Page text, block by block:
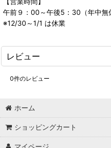
午前９：00～午後5：30（年中無
※12/30～1/1 は休業
レビュー
0件のレビュー
ホーム
ショッピングカート